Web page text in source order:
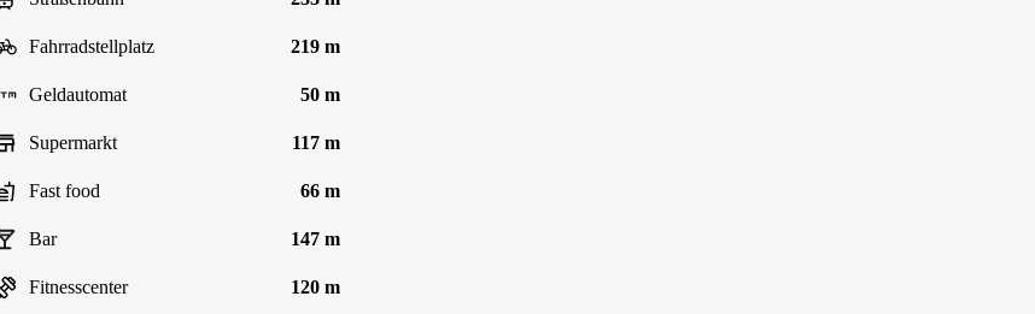
Fahrradstellplatz 219 m
Geldautomat 50 m
Supermarkt 117 m
Fast food 66 m
Bar 147 m
Fitnesscenter 120 m